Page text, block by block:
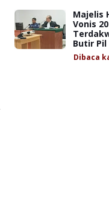
Majelis
Vonis
Butir
Dibaca